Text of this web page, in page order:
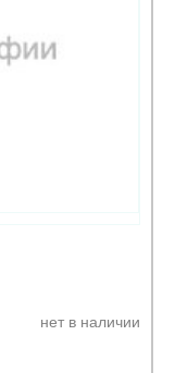
нет в наличии